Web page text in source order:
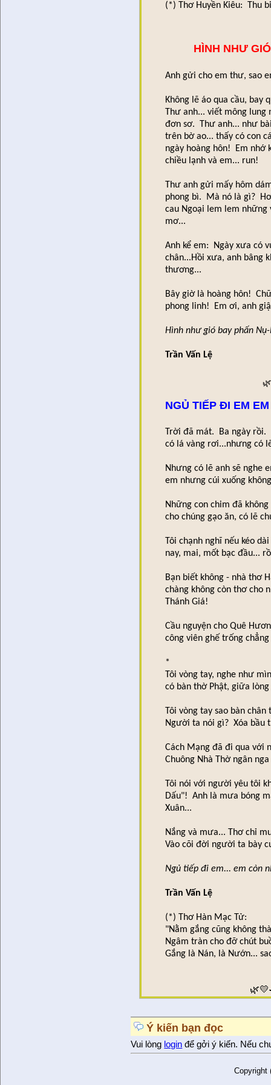
(*) Thơ Huyền Kiêu: Thu
HÌNH NHƯ
Anh gửi cho em thư, sao
Không lẽ áo qua cầu,
Thư anh... viết mông
đơn sơ. Thư anh... như
trên bờ ao... thấy có con
ngày hoàng hôn! Em nhớ
chiều lạnh và em... run!
Thư anh gửi mấy hôm
phong bì. Mà nó là gì?
cau Ngoại lem lem
mơ...
Anh kể em: Ngày xưa có
chân...Hồi xưa, anh bâng
thương...
Bây giờ là hoàng hôn!
phong linh! Em ơi, anh
Hình như gió bay phấn
Trần Vấn Lệ
NGỦ TIẾP ĐI EM
Trời đã mát. Ba ngày rồi.
có lá vàng rơi...nhưng có
Nhưng có lẽ anh sẽ nghe
em nhưng cúi xuống
Những con chim đã
cho chúng gạo ăn, có lẽ
Tôi chạnh nghĩ nếu kéo
nay, mai, mốt bạc đầu...
Bạn biết không - nhà thơ
chàng không còn thơ cho
Thánh Giá!
Cầu nguyện cho Quê
công viên ghế trống
*
Tôi vòng tay, nghe như
có bàn thờ Phật, giữa
Tôi vòng tay sao bàn
Người ta nói gì? Xóa bầu
Cách Mạng đã đi qua với
Chuông Nhà Thờ ngân
Tôi nói với người yêu tôi
Dấu"! Anh là mưa bóng
Xuân...
Nắng và mưa... Thơ chỉ
Vào cõi đời người ta bày
Ngủ tiếp đi em... em còn
Trần Vấn Lệ
(*) Thơ Hàn Mạc Tử:
"Nằm gắng cũng không
Ngâm tràn cho đỡ chút
Gắng là Nán, là Nướn...
Ý kiến bạn đọc
Vui lòng login để gởi ý kiến. Nếu
Copyright